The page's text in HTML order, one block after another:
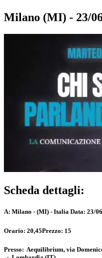
Milano (MI) - 23/
Scheda dettagli:
A: Milano - (MI) - Italia Data: 23/
Orario: 20,45Prezzo: 15
Presso: Aequilibrium, via